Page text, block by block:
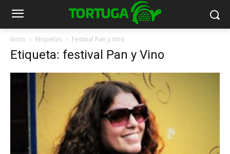
Inicio Etiquetas Festival Pan y Vino
Etiqueta: festival Pan y Vino